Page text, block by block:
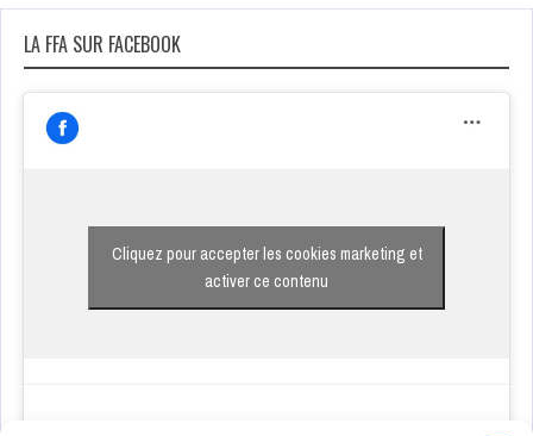
LA FFA SUR FACEBOOK
Cliquez pour accepter les cookies marketing et
activer ce contenu